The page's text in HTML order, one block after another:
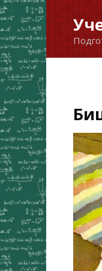
Перейти
к
содержанию